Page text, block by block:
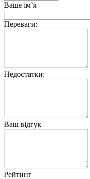
Ваше ім’я
Переваги:
Недостатки:
Ваш відгук
Рейтинг